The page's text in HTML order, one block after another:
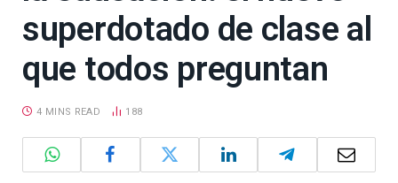
superdotado de clase al
que todos preguntan
4 MINS READ 188